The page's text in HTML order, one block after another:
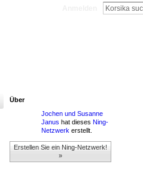
Über
Jochen und Susanne
Janus hat dieses Ning-
Netzwerk erstellt.
Erstellen Sie ein Ning-Netzwerk!
»